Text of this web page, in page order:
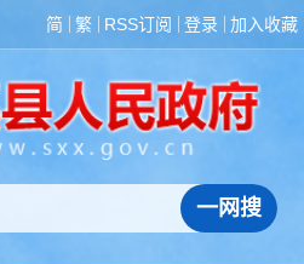
简 繁 RSS订阅 登录 加入收藏